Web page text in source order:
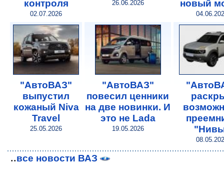
контроля
02.07.2026
26.06.2026 новый
"АвтоВАЗ"
выпустил
кожаный Niva
Travel
25.05.2026
"АвтоВАЗ"
повесил ценники
на две новинки. И
это не Lada
19.05.2026
..все новости ВАЗ